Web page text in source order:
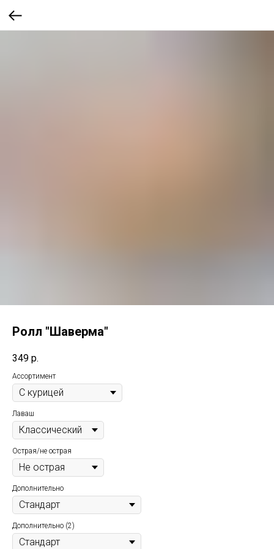
Ролл "Шаверма"
349 р.
Ассортимент
Лаваш
Острая/не острая
Дополнительно
Дополнительно (2)